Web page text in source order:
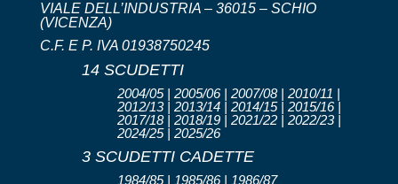
VIALE DELL’INDUSTRIA – 36015 – SCHIO
(VICENZA)
C.F. E P. IVA 01938750245
14 SCUDETTI
2004/05 | 2005/06 | 2007/08 | 2010/11 |
2012/13 | 2013/14 | 2014/15 | 2015/16 |
2017/18 | 2018/19 | 2021/22 | 2022/23 |
2024/25 | 2025/26
3 SCUDETTI CADETTE
1984/85 | 1985/86 | 1986/87